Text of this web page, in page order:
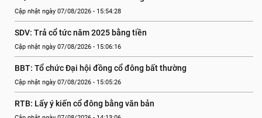
Cập nhật ngày 07/08/2026 - 15:54:28
SDV: Trả cổ tức năm 2025 bằng tiền
Cập nhật ngày 07/08/2026 - 15:06:16
BBT: Tổ chức Đại hội đồng cổ đông bất thường
Cập nhật ngày 07/08/2026 - 15:05:26
RTB: Lấy ý kiến cổ đông bằng văn bản